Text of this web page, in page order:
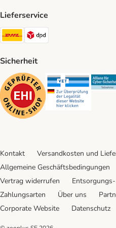
Lieferservice
DHL Shipping Method
Sicherheit
Security Security
Kontakt Versandkosten und
Allgemeine Geschäftsbedingungen
Vertrag widerrufen
Zahlungsarten
Über uns
Corporate Website
Datenschutz